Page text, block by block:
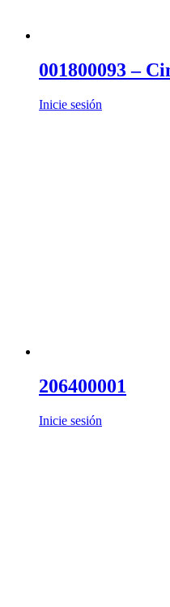
001800093 –
Inicie sesión
206400001
Inicie sesión